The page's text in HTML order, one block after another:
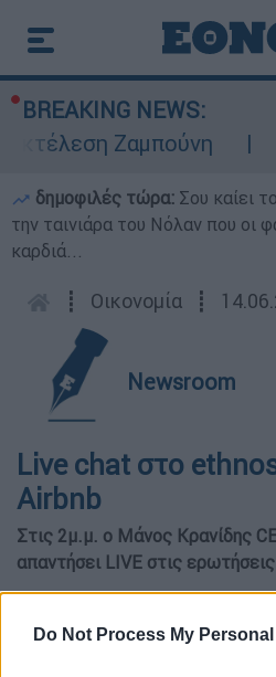
Do Not Process My
BREAKING NEWS:
Ζαμπούνη
δημοφιλές τώρα: Σου καίει
την ταινιάρα του Νόλαν που οι
καρδιά...
┋ Οικονομία ┋
Newsroom
Live chat στο
Airbnb
Στις 2μ.μ. ο Μάνος Κρανίδης
απαντήσει LIVE στις